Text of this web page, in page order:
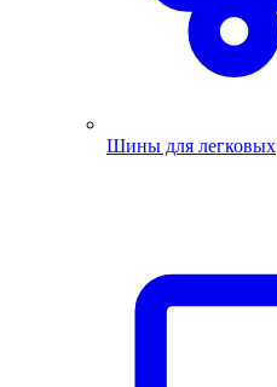
Шины для легковых